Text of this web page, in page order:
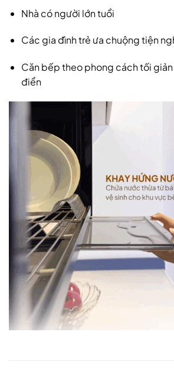
Nhà có người lớn tuổi
Các gia đình trẻ ưa chuộng tiện
Căn bếp theo phong cách tối giản
điển